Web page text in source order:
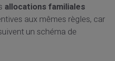
allocations familiales
aux mêmes règles, car
un schéma de